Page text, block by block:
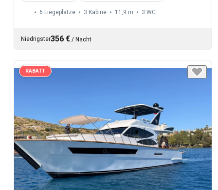
6 Liegeplätze 3 Kabine 11,9 m 3 WC
Niedrigster356 € / Nacht
RABATT